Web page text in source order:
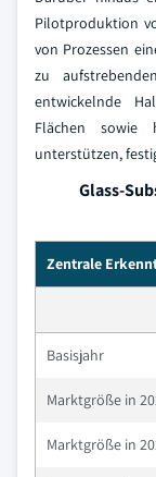
Pilotproduktion
von Prozessen
zu
entwickelnde
Flächen sowie
unterstützen,
Glass-
Zentrale
Basisjahr
Marktgröße in
Marktgröße in